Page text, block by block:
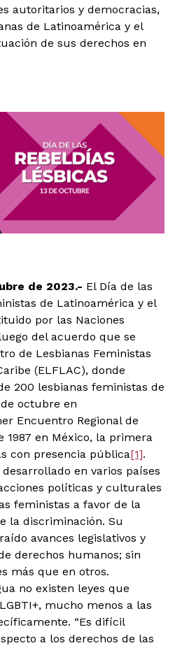
autoritarios y democracias,
de Latinoamérica y el
de sus derechos en
de 2023.- El Día de las
de Latinoamérica y el
por las Naciones
del acuerdo que se
de Lesbianas Feministas
(ELFLAC), donde
200 lesbianas feministas de
octubre en
Encuentro Regional de
1987 en México, la primera
con presencia pública[1].
en varios países
políticas y culturales
feministas a favor de la
la discriminación. Su
avances legislativos y
derechos humanos; sin
más que en otros.
no existen leyes que
mucho menos a las
“Es difícil
a los derechos de las